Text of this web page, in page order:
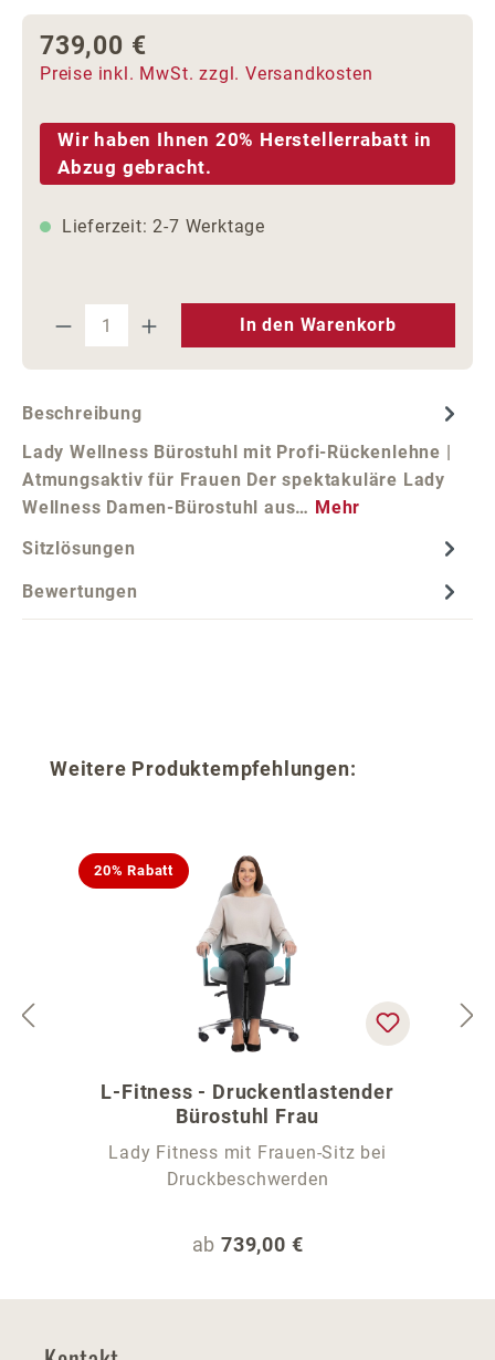
Regulärer Preis:
739,00 €
Preise inkl. MwSt. zzgl. Versandkosten
Wir haben Ihnen 20% Herstellerrabatt in
Abzug gebracht.
Lieferzeit: 2-7 Werktage
Produkt Anzahl: Gib den
In den Warenkorb
Beschreibung
Lady Wellness Bürostuhl mit Profi-Rückenlehne |
Atmungsaktiv für Frauen Der spektakuläre Lady
Wellness Damen-Bürostuhl aus… Mehr
Sitzlösungen
Bewertungen
Produktgalerie überspringen
Weitere Produktempfehlungen:
20% Rabatt
L-Fitness - Druckentlastender
Bürostuhl Frau
Lady Fitness mit Frauen-Sitz bei
Druckbeschwerden
Regulärer Preis:
ab 739,00 €